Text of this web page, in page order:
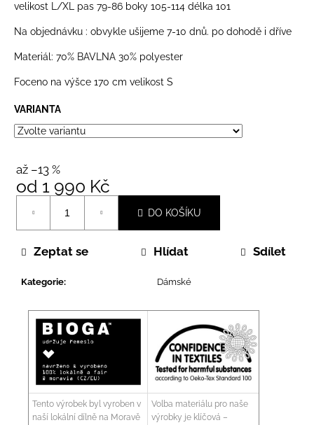
velikost L/XL pas 79-86 boky 105-114 délka 101
Na objednávku : obvykle ušijeme 7-10 dnů. po dohodě i dříve
Materiál: 70% BAVLNA 30% polyester
Foceno na výšce 170 cm velikost S
VARIANTA
až –13 %
od 1 990 Kč
cena:
DO KOŠÍKU
Kategorie: Dámské
Zeptat se Hlídat Sdílet
Tento výrobek byl vyroben v
naší lokální dílně na Moravě
Volba materiálu pro naše
výrobky je klíčová –